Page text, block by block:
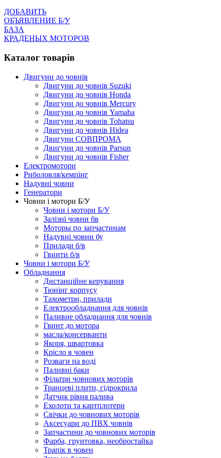
ДОБАВИТЬ
ОБЪЯВЛЕНИЕ Б/У
БАЗА
КРАДЕНЫХ МОТОРОВ
Каталог товарів
Двигуни до човнів
Двигуни до човнів Suzuki
Двигуни до човнів Honda
Двигуни до човнів Mercury
Двигуни до човнів Yamaha
Двигуни до човнів Tohatsu
Двигуни до човнів Hidea
Двигуни СОВПРОМА
Двигуни до човнів Parsun
Двигуни до човнів Fisher
Електромотори
Риболовля/кемпінг
Надувні човни
Генератори
Човни і мотори Б/У
Човни і мотори Б/У
Залізні човни бв
Моторы по запчастинам
Надувні човни бу
Прилади б/в
Гвинти б/в
Човни і мотори Б/У
Обладнання
Дистанційне керування
Тюнінг корпусу
Тахометри, прилади
Електрообладнання для човнів
Паливне обладнання для човнів
Гвинт до мотора
масла/консерванти
Якоря, швартовка
Крісло в човен
Розваги на воді
Паливні баки
Фільтри човнових моторів
Транцеві плити, гідрокрила
Датчик рівня палива
Ехолоти та картплотери
Cвічки до човнових моторів
Аксесуари до ПВХ човнів
Запчастини до човнових моторів
Фарба, грунтовка, необростайка
Трапік в човен